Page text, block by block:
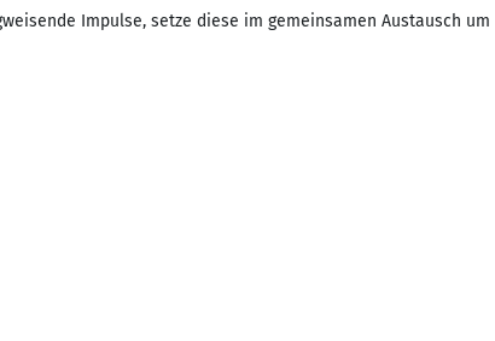
Impulse, setze diese im gemeinsamen Austausch um